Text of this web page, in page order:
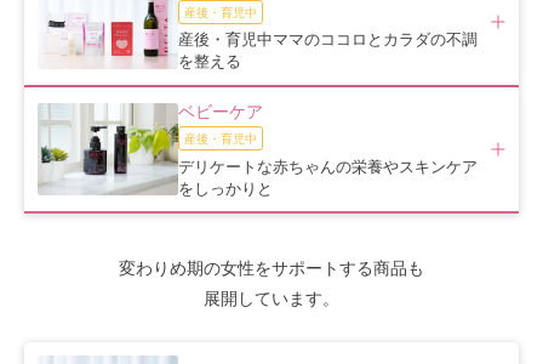
産後・育児中
産後・育児中ママのココロとカラダの不調
を整える
ベビーケア
産後・育児中
デリケートな赤ちゃんの栄養やスキンケア
をしっかりと
変わりめ期の女性をサポートする商品も
展開しています。